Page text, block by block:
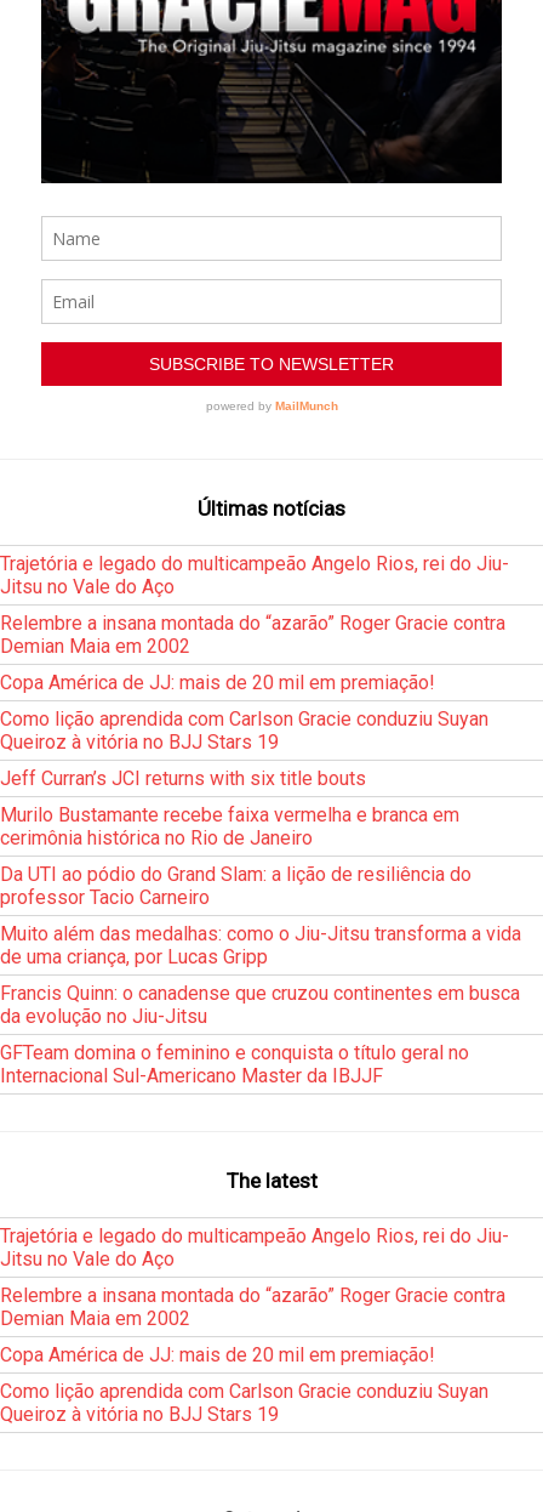
Últimas notícias
Trajetória e legado do multicampeão Angelo Rios, rei do Jiu-
Jitsu no Vale do Aço
Relembre a insana montada do “azarão” Roger Gracie contra
Demian Maia em 2002
Copa América de JJ: mais de 20 mil em premiação!
Como lição aprendida com Carlson Gracie conduziu Suyan
Queiroz à vitória no BJJ Stars 19
Jeff Curran’s JCI returns with six title bouts
Murilo Bustamante recebe faixa vermelha e branca em
cerimônia histórica no Rio de Janeiro
Da UTI ao pódio do Grand Slam: a lição de resiliência do
professor Tacio Carneiro
Muito além das medalhas: como o Jiu-Jitsu transforma a vida
de uma criança, por Lucas Gripp
Francis Quinn: o canadense que cruzou continentes em busca
da evolução no Jiu-Jitsu
GFTeam domina o feminino e conquista o título geral no
Internacional Sul-Americano Master da IBJJF
The latest
Trajetória e legado do multicampeão Angelo Rios, rei do Jiu-
Jitsu no Vale do Aço
Relembre a insana montada do “azarão” Roger Gracie contra
Demian Maia em 2002
Copa América de JJ: mais de 20 mil em premiação!
Como lição aprendida com Carlson Gracie conduziu Suyan
Queiroz à vitória no BJJ Stars 19